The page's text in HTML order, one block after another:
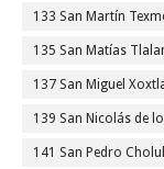
133 San Martín
135 San Matías
137 San Miguel
139 San Nicolás de
141 San Pedro